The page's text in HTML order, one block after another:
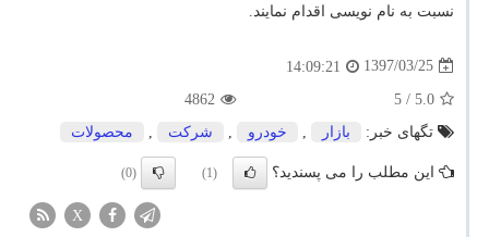
نسبت به نام نویسی اقدام نمایند.
1397/03/25
14:09:21
5.0
/ 5
4862
تگهای خبر:
بازار , خودرو , شركت , محصولات
این مطلب را می پسندید؟ (1)
(0)
X